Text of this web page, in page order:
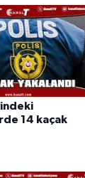
14 kaçak